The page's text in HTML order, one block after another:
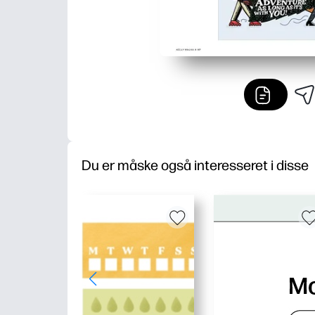
Du er måske også interesseret i disse